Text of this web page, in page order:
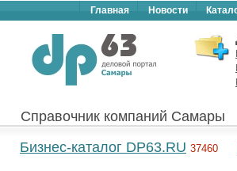
Главная Новости
Справочник компаний Самары
Бизнес-каталог DP63.RU 37460